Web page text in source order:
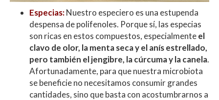
Especias:Nuestro especiero es una estupenda
despensa de polifenoles. Porque sí, las especias
son ricas en estos compuestos, especialmenteel
clavo de olor, la menta seca y el anís estrellado,
pero también el jengibre, la cúrcuma y la canela.
Afortunadamente, para que nuestra microbiota
se beneficie no necesitamos consumir grandes
cantidades, sino que basta con acostumbrarnos a